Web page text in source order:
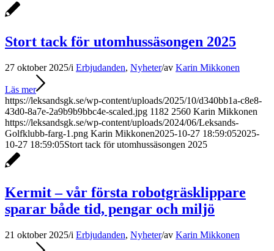
Stort tack för utomhussäsongen 2025
27 oktober 2025/i Erbjudanden, Nyheter/av Karin Mikkonen
Läs mer
https://leksandsgk.se/wp-content/uploads/2025/10/d340bb1a-c8e8-
43d0-8a7e-2a9b9b9bbc4e-scaled.jpg 1182 2560 Karin Mikkonen
https://leksandsgk.se/wp-content/uploads/2024/06/Leksands-
Golfklubb-farg-1.png Karin Mikkonen2025-10-27 18:59:052025-
10-27 18:59:05Stort tack för utomhussäsongen 2025
Kermit – vår första robotgräsklippare
sparar både tid, pengar och miljö
21 oktober 2025/i Erbjudanden, Nyheter/av Karin Mikkonen